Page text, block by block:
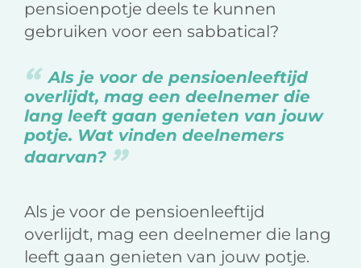
pensioenpotje deels te kunnen
gebruiken voor een sabbatical?
Als je voor de pensioenleeftijd
overlijdt, mag een deelnemer die
lang leeft gaan genieten van jouw
potje. Wat vinden deelnemers
daarvan?
Als je voor de pensioenleeftijd
overlijdt, mag een deelnemer die lang
leeft gaan genieten van jouw potje.